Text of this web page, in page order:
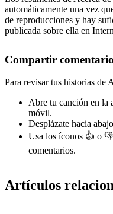
automáticamente una vez
de reproducciones y hay
publicada sobre ella en
Compartir
Para revisar tus historias de
Abre tu canción en la
móvil.
Desplázate hacia
Usa los íconos 👍 o
comentarios.
Artículos